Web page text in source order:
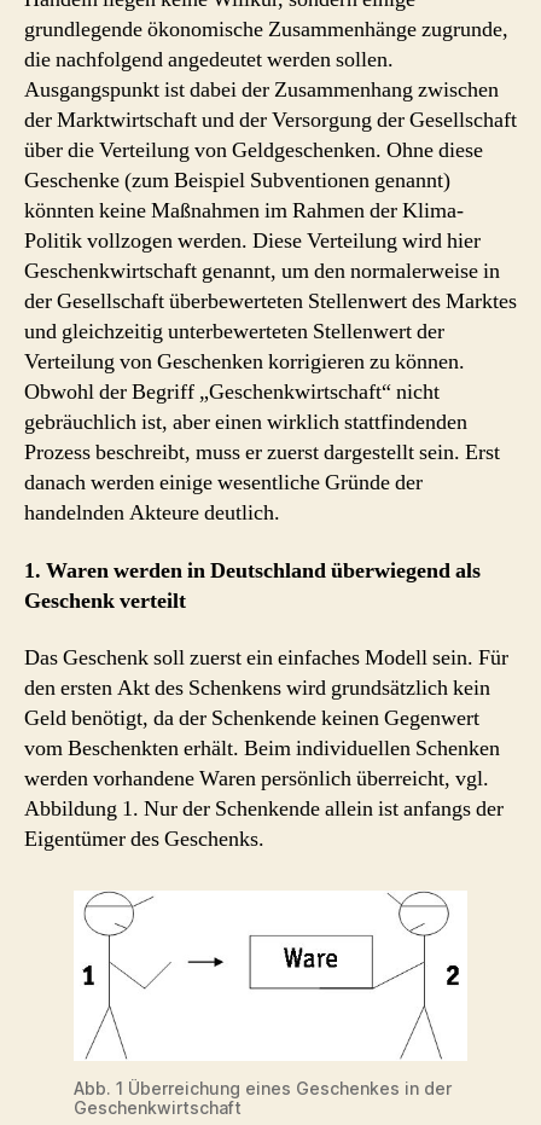
grundlegende ökonomische Zusammenhänge zugrunde,
die nachfolgend angedeutet werden sollen.
Ausgangspunkt ist dabei der Zusammenhang zwischen
der Marktwirtschaft und der Versorgung der Gesellschaft
über die Verteilung von Geldgeschenken. Ohne diese
Geschenke (zum Beispiel Subventionen genannt)
könnten keine Maßnahmen im Rahmen der Klima-
Politik vollzogen werden. Diese Verteilung wird hier
Geschenkwirtschaft genannt, um den normalerweise in
der Gesellschaft überbewerteten Stellenwert des Marktes
und gleichzeitig unterbewerteten Stellenwert der
Verteilung von Geschenken korrigieren zu können.
Obwohl der Begriff „Geschenkwirtschaft“ nicht
gebräuchlich ist, aber einen wirklich stattfindenden
Prozess beschreibt, muss er zuerst dargestellt sein. Erst
danach werden einige wesentliche Gründe der
handelnden Akteure deutlich.
1. Waren werden in Deutschland überwiegend als
Geschenk verteilt
Das Geschenk soll zuerst ein einfaches Modell sein. Für
den ersten Akt des Schenkens wird grundsätzlich kein
Geld benötigt, da der Schenkende keinen Gegenwert
vom Beschenkten erhält. Beim individuellen Schenken
werden vorhandene Waren persönlich überreicht, vgl.
Abbildung 1. Nur der Schenkende allein ist anfangs der
Eigentümer des Geschenks.
Abb. 1 Überreichung eines Geschenkes in der
Geschenkwirtschaft